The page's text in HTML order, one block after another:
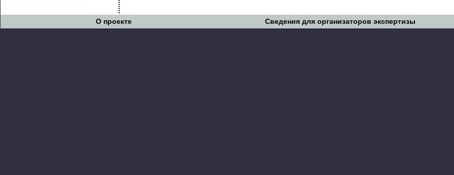
О проекте Сведения для организаторов экспертизы